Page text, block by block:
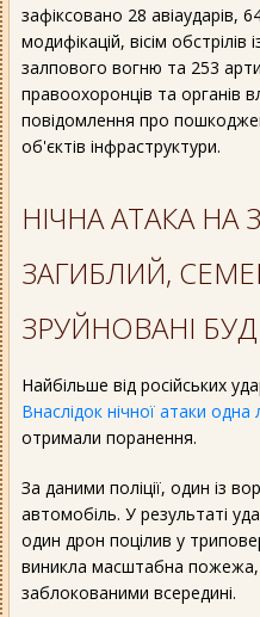
зафіксовано 28 авіаударів,
модифікацій, вісім обстрілів
залпового вогню та 253
правоохоронців та органів
повідомлення про
об'єктів інфраструктури.
НІЧНА АТАКА НА
ЗАГИБЛИЙ,
ЗРУЙНОВАНІ
Найбільше від російських
Внаслідок нічної атаки
отримали поранення.
За даними поліції, один із
автомобіль. У результаті
один дрон поцілив у
виникла масштабна пожежа,
заблокованими всередині.